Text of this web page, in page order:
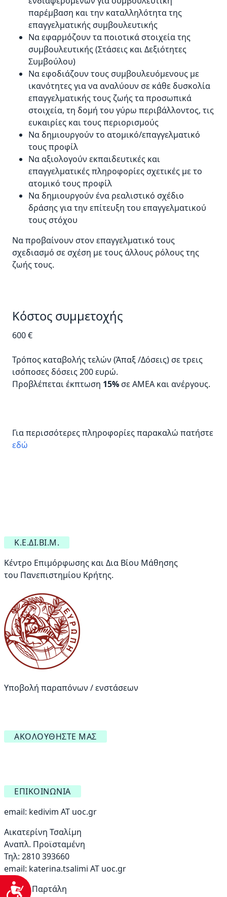
Προσβασιμότητα
παρέμβαση και την καταλληλότητα της
επαγγελματικής συμβουλευτικής
Να εφαρμόζουν τα ποιοτικά στοιχεία της
συμβουλευτικής (Στάσεις και Δεξιότητες
Συμβούλου)
Να εφοδιάζουν τους συμβουλευόμενους με
ικανότητες για να αναλύουν σε κάθε δυσκολία
επαγγελματικής τους ζωής τα προσωπικά
στοιχεία, τη δομή του γύρω περιβάλλοντος, τις
ευκαιρίες και τους περιορισμούς
Να δημιουργούν το ατομικό/επαγγελματικό
τους προφίλ
Να αξιολογούν εκπαιδευτικές και
επαγγελματικές πληροφορίες σχετικές με το
ατομικό τους προφίλ
Να δημιουργούν ένα ρεαλιστικό σχέδιο
δράσης για την επίτευξη του επαγγελματικού
τους στόχου
Να προβαίνουν στον επαγγελματικό τους
σχεδιασμό σε σχέση με τους άλλους ρόλους της
ζωής τους.
Κόστος συμμετοχής
600 €
Τρόπος καταβολής τελών (Άπαξ /Δόσεις) σε τρεις
ισόποσες δόσεις 200 ευρώ.
Προβλέπεται έκπτωση 15%σε ΑΜΕΑ και ανέργους.
Για περισσότερες πληροφορίες παρακαλώ πατήστε
εδώ
Κ.Ε.ΔΙ.ΒΙ.Μ.
Κέντρο Επιμόρφωσης και Δια Βίου Μάθησης
του Πανεπιστημίου Κρήτης.
Υποβολή παραπόνων / ενστάσεων
ΑΚΟΛΟΥΘΉΣΤΕ ΜΑΣ
ΕΠΙΚΟΙΝΩΝΊΑ
email: kedivim AT uoc.gr
Αικατερίνη Τσαλίμη
Αναπλ. Προϊσταμένη
Τηλ: 2810 393660
email: katerina.tsalimi ΑΤ uoc.gr
Μαρία Παρτάλη